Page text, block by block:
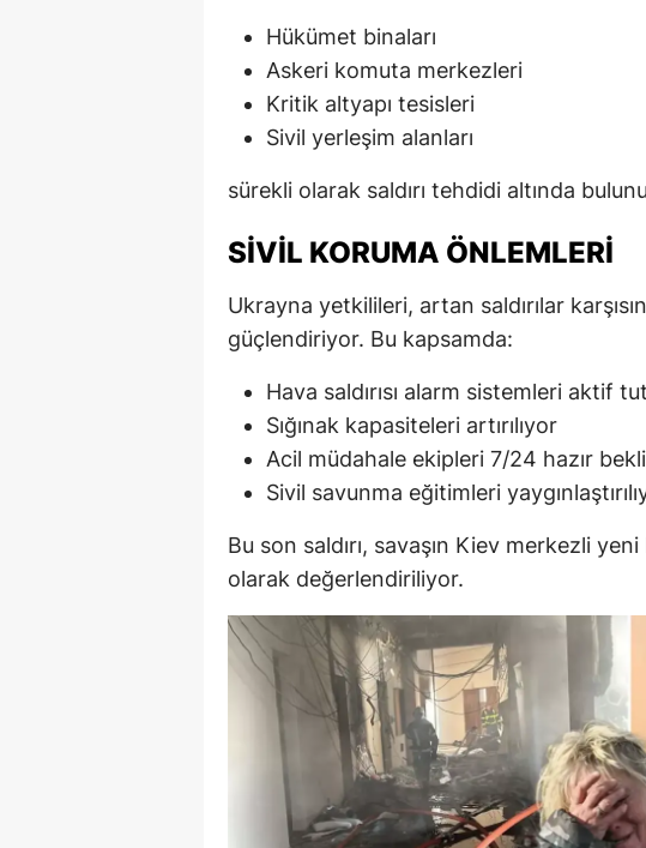
Hükümet binaları
Askeri komuta merkezleri
Kritik altyapı tesisleri
Sivil yerleşim alanları
sürekli olarak saldırı tehdidi altında
SIVIL KORUMA ÖNLEMLERI
Ukrayna yetkilileri, artan saldırılar
güçlendiriyor. Bu kapsamda:
Hava saldırısı alarm sistemleri aktif
Sığınak kapasiteleri artırılıyor
Acil müdahale ekipleri 7/24 hazır
Sivil savunma eğitimleri
Bu son saldırı, savaşın Kiev merkezli
olarak değerlendiriliyor.